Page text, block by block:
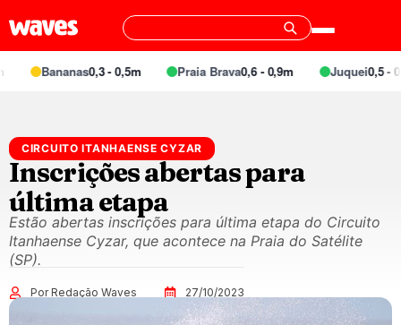
Bananas0,3 - 0,5m Praia Brava0,6 - 0,9m Juquei0,5 -
CIRCUITO ITANHAENSE CYZAR
Inscrições abertas para
última etapa
Estão abertas inscrições para última etapa do Circuito
Itanhaense Cyzar, que acontece na Praia do Satélite
(SP).
Por Redação Waves 27/10/2023